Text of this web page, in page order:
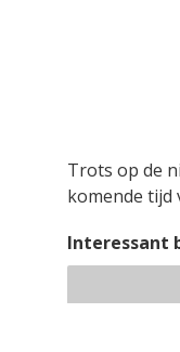
Trots op de
komende tijd
Interessant